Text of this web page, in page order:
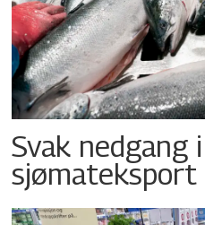
Svak nedgang